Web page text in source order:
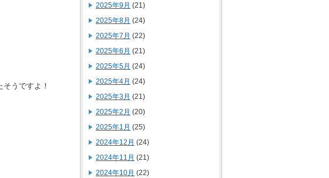
うですよ！
2025年9月 (21)
2025年8月 (24)
2025年7月 (22)
2025年6月 (21)
2025年5月 (24)
2025年4月 (24)
2025年3月 (21)
2025年2月 (20)
2025年1月 (25)
2024年12月 (24)
2024年11月 (21)
2024年10月 (22)